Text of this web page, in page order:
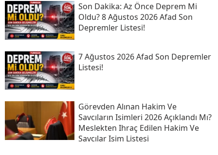
Son Daki̇ka: Az Önce Deprem Mi
Oldu? 8 Ağustos 2026 Afad Son
Depremler Listesi!
7 Ağustos 2026 Afad Son Depremler
Listesi!
Görevden Alınan Hakim Ve
Savcıların Isimleri 2026 Açıklandı Mı?
Meslekten Ihraç Edilen Hakim Ve
Savcılar Isim Listesi